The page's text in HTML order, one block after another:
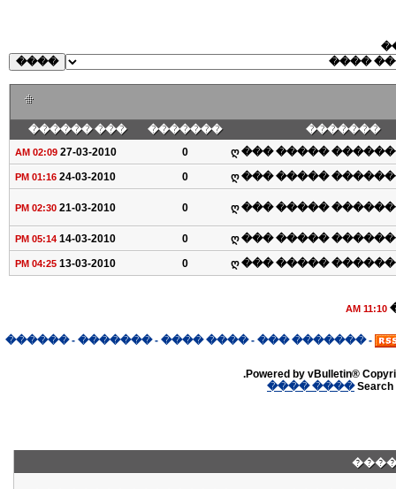
�������
�������
��� ������
ღ ��� �����
0
27-03-2010
02:09 AM
ღ ��� �����
0
24-03-2010
01:16 PM
ღ ��� �����
0
21-03-2010
02:30 PM
ღ ��� �����
0
14-03-2010
05:14 PM
ღ ��� �����
0
13-03-2010
04:25 PM
11:10 AM
-
������� ���
-
���� ����
-
�������
-
������
Powered by vBulletin®
Search
���� ����